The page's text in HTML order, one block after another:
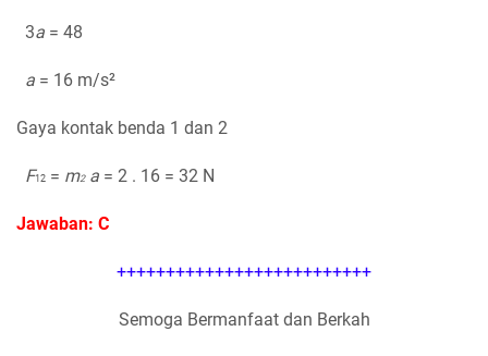
3a = 48
a = 16 m/s²
Gaya kontak benda 1 dan 2
F12 = m2 a = 2 . 16 = 32 N
Jawaban: C
++++++++++++++++++++++++++
Semoga Bermanfaat dan Berkah